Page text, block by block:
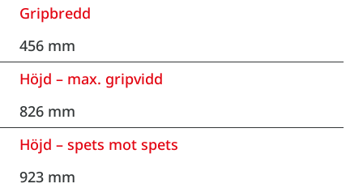
Gripbredd
456 mm
Höjd – max. gripvidd
826 mm
Höjd – spets mot spets
923 mm